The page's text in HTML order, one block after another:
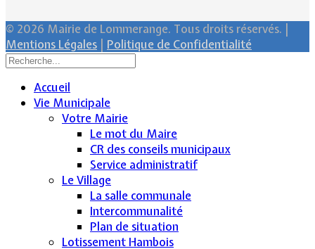
© 2026 Mairie de Lommerange. Tous droits réservés. |
Mentions Légales
Politique de Confidentialité
Accueil
Vie Municipale
Votre Mairie
Le mot du Maire
CR des conseils municipaux
Service administratif
Le Village
La salle communale
Intercommunalité
Plan de situation
Lotissement Hambois